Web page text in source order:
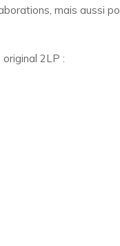
mais aussi
2LP :